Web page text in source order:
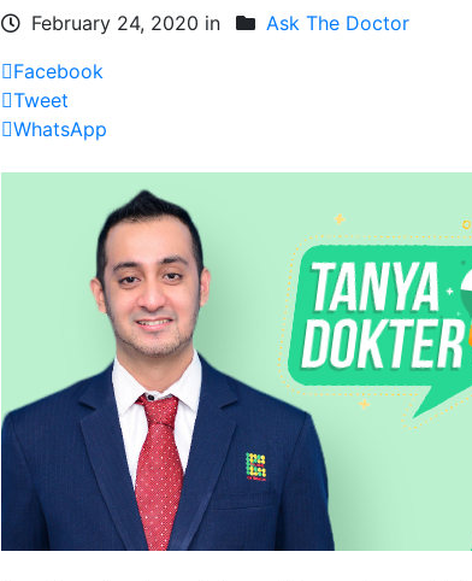
February 24, 2020 in
Ask The Doctor
Facebook
Tweet
WhatsApp